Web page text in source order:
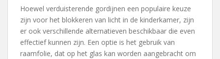
Hoewel verduisterende gordijnen een populaire keuze
zijn voor het blokkeren van licht in de kinderkamer, zijn
er ook verschillende alternatieven beschikbaar die even
effectief kunnen zijn. Een optie is het gebruik van
raamfolie, dat op het glas kan worden aangebracht om